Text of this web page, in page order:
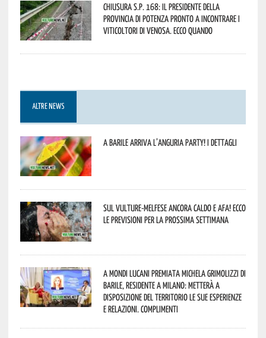
Chiusura S.P. 168: il Presidente della
Provincia di Potenza pronto a incontrare i
viticoltori di Venosa. Ecco quando
ALTRE NEWS
A Barile arriva l’anguria Party! I dettagli
Sul Vulture-Melfese ancora caldo e afa! Ecco
le previsioni per la prossima settimana
A Mondi lucani premiata Michela Grimolizzi di
Barile, residente a Milano: metterà a
disposizione del territorio le sue esperienze
e relazioni. Complimenti